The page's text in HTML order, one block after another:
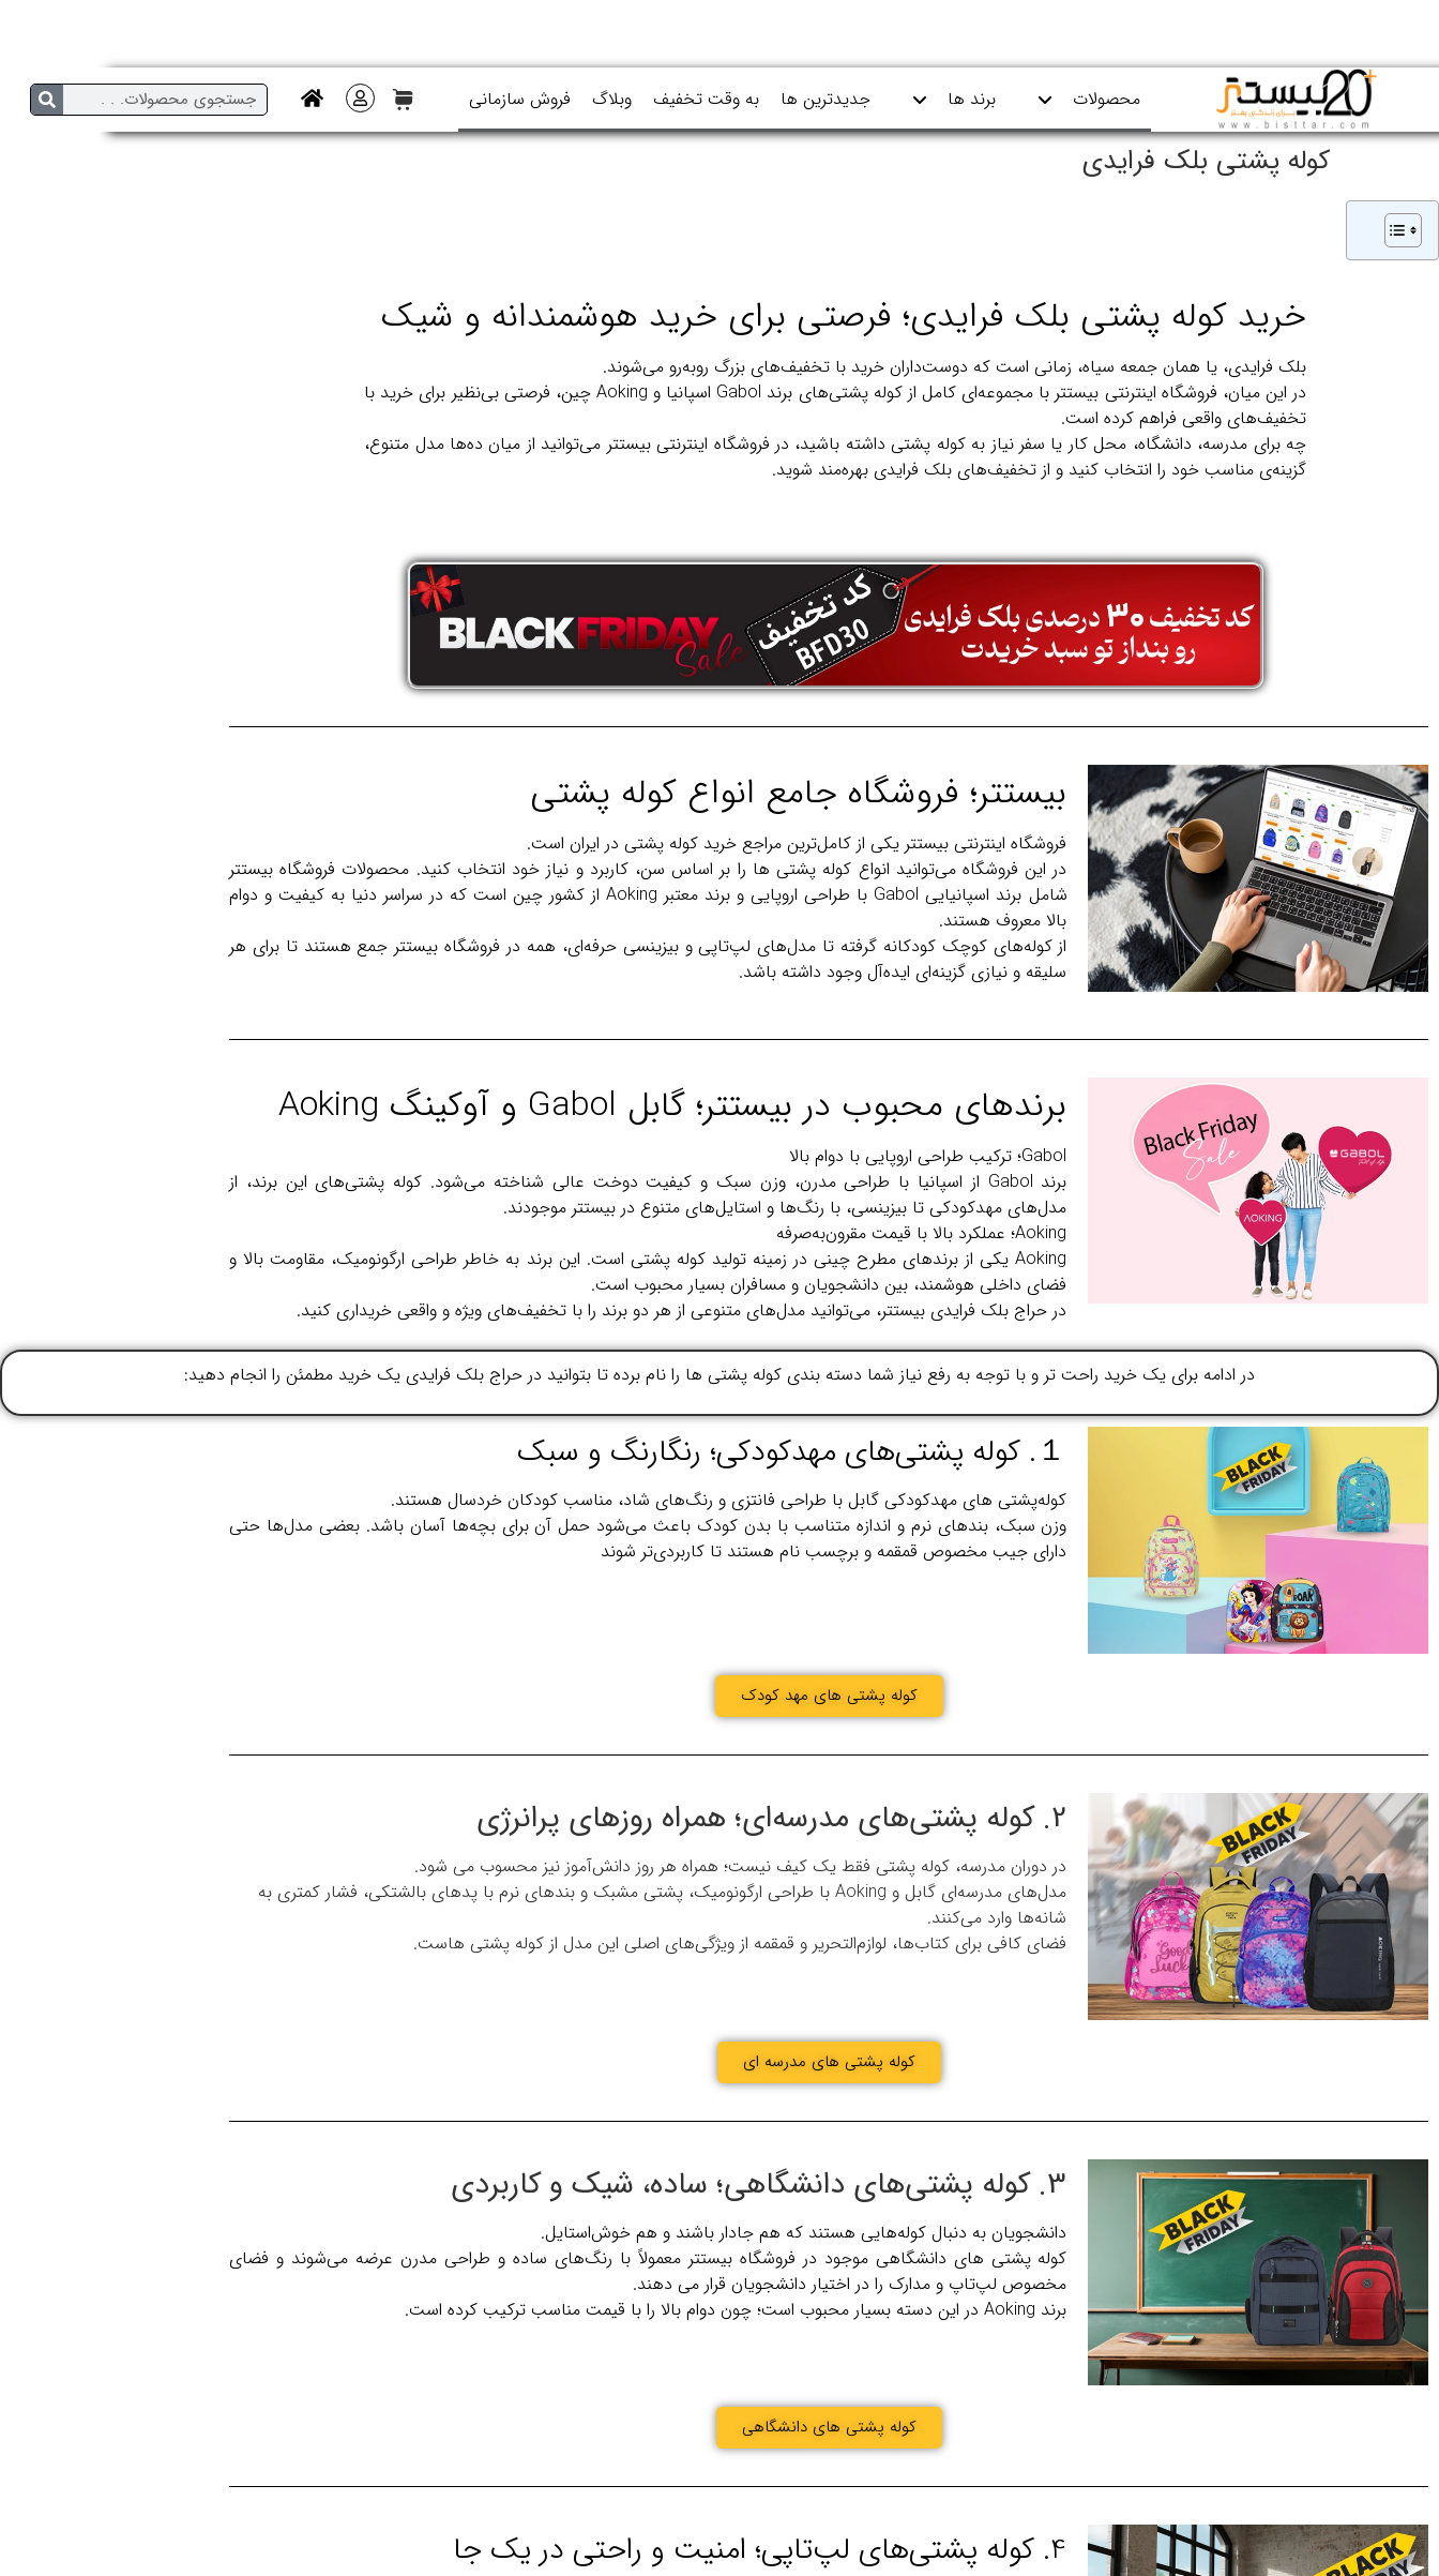
محصولات برند ها جدیدترین ها به وقت تخفیف وبلاگ فروش سازمانی
کوله پشتی بلک فرایدی
خرید کوله پشتی بلک فرایدی؛ فرصتی برای خرید هوشمندانه و شیک
بلک فرایدی، یا همان جمعه سیاه، زمانی است که دوست‌داران خرید با تخفیف‌های بزرگ روبه‌رو می‌شوند.
در این میان، فروشگاه اینترنتی بیستتر با مجموعه‌ای کامل از کوله پشتی‌های برند Gabol اسپانیا و Aoking چین، فرصتی بی‌نظیر برای خرید با
تخفیف‌های واقعی فراهم کرده است.
چه برای مدرسه، دانشگاه، محل کار یا سفر نیاز به کوله پشتی داشته باشید، در فروشگاه اینترنتی بیستتر می‌توانید از میان ده‌ها مدل متنوع،
گزینه‌ی مناسب خود را انتخاب کنید و از تخفیف‌های بلک فرایدی بهره‌مند شوید.
بیستتر؛ فروشگاه جامع انواع کوله پشتی
فروشگاه اینترنتی بیستتر یکی از کامل‌ترین مراجع خرید کوله پشتی در ایران است.
در این فروشگاه می‌توانید انواع کوله‌ پشتی ها را بر اساس سن، کاربرد و نیاز خود انتخاب کنید. محصولات فروشگاه بیستتر
شامل برند اسپانیایی Gabol با طراحی اروپایی و برند معتبر Aoking از کشور چین است که در سراسر دنیا به کیفیت و دوام
بالا معروف‌ هستند.
از کوله‌های کوچک کودکانه گرفته تا مدل‌های لپ‌تاپی و بیزینسی حرفه‌ای، همه در فروشگاه بیستتر جمع‌ هستند تا برای هر
سلیقه و نیازی گزینه‌ای ایده‌آل وجود داشته باشد.
برندهای محبوب در بیستتر؛ گابل Gabol و آوکینگ Aoking
Gabol؛ ترکیب طراحی اروپایی با دوام بالا
برند Gabol از اسپانیا با طراحی مدرن، وزن سبک و کیفیت دوخت عالی شناخته می‌شود. کوله پشتی‌های این برند، از
مدل‌های مهدکودکی تا بیزینسی، با رنگ‌ها و استایل‌های متنوع در بیستتر موجودند.
Aoking؛ عملکرد بالا با قیمت مقرون‌به‌صرفه
Aoking یکی از برندهای مطرح چینی در زمینه تولید کوله پشتی است. این برند به خاطر طراحی ارگونومیک، مقاومت بالا و
فضای داخلی هوشمند، بین دانشجویان و مسافران بسیار محبوب است.
در حراج بلک فرایدی بیستتر، می‌توانید مدل‌های متنوعی از هر دو برند را با تخفیف‌های ویژه و واقعی خریداری کنید.
در ادامه برای یک خرید راحت تر و با توجه به رفع نیاز شما دسته بندی کوله پشتی ها را نام برده تا بتوانید در حراج بلک فرایدی یک خرید مطمئن را انجام دهید:
１. کوله پشتی‌های مهدکودکی؛ رنگارنگ و سبک
کوله‌پشتی های مهدکودکی گابل با طراحی فانتزی و رنگ‌های شاد، مناسب کودکان خردسال هستند.
وزن سبک، بندهای نرم و اندازه متناسب با بدن کودک باعث می‌شود حمل آن برای بچه‌ها آسان باشد. بعضی مدل‌ها حتی
دارای جیب مخصوص قمقمه و برچسب نام هستند تا کاربردی‌تر شوند
کوله پشتی های مهد کودک
2. کوله پشتی‌های مدرسه‌ای؛ همراه روزهای پرانرژی
در دوران مدرسه، کوله پشتی فقط یک کیف نیست؛ همراه هر روز دانش‌آموز نیز محسوب می شود.
مدل‌های مدرسه‌ای گابل و Aoking با طراحی ارگونومیک، پشتی مشبک و بندهای نرم با پدهای بالشتکی، فشار کمتری به
شانه‌ها وارد می‌کنند.
فضای کافی برای کتاب‌ها، لوازم‌التحریر و قمقمه از ویژگی‌های اصلی این مدل‌ از کوله پشتی هاست.
کوله پشتی های مدرسه ای
3. کوله پشتی‌های دانشگاهی؛ ساده، شیک و کاربردی
دانشجویان به دنبال کوله‌هایی هستند که هم جا‌دار باشند و هم خوش‌استایل.
کوله‌ پشتی های دانشگاهی موجود در فروشگاه بیستتر معمولاً با رنگ‌های ساده و طراحی مدرن عرضه می‌شوند و فضای
مخصوص لپ‌تاپ و مدارک را در اختیار دانشجویان قرار می دهند.
برند Aoking در این دسته بسیار محبوب است؛ چون دوام بالا را با قیمت مناسب ترکیب کرده است.
کوله پشتی های دانشگاهی
4. کوله پشتی‌های لپ‌تاپی؛ امنیت و راحتی در یک جا